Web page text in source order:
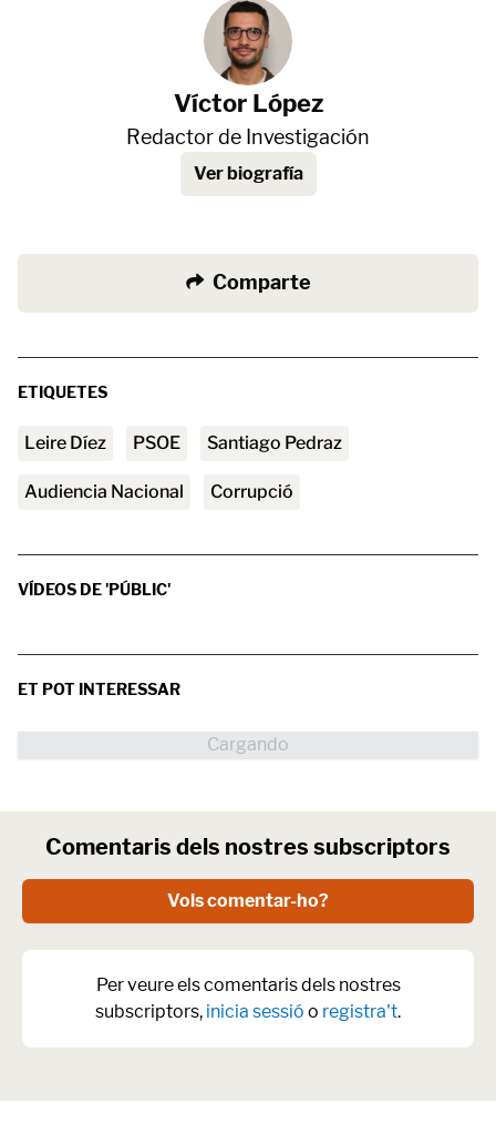
Víctor López
Redactor de Investigación
Ver biografía
Comparte
ETIQUETES
Leire Díez PSOE Santiago Pedraz
Audiencia Nacional corrupció
VÍDEOS DE 'PÚBLIC'
ET POT INTERESSAR
Comentaris dels nostres subscriptors
Vols comentar-ho?
Per veure els comentaris dels nostres
subscriptors, inicia sessió o registra't.